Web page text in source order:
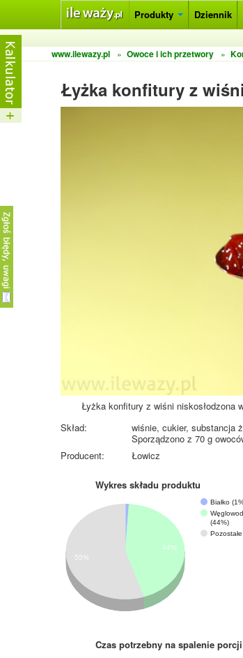
Produkty Dziennik
www.ilewazy.pl
» Owoce i ich przetwory »
Łyżka konfitury z
Łyżka konfitury z wiśni niskosłodzona
Skład:
wiśnie, cukier, substancja
Sporządzono z 70 g
Producent:
Łowicz
Wykres składu produktu
Białko
(44%)
44%
55%
Czas potrzebny na spalenie